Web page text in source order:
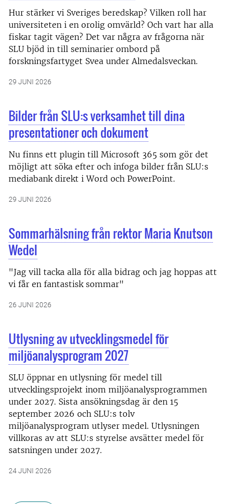
Hur stärker vi Sveriges beredskap? Vilken roll har
universiteten i en orolig omvärld? Och vart har alla
fiskar tagit vägen? Det var några av frågorna när
SLU bjöd in till seminarier ombord på
forskningsfartyget Svea under Almedalsveckan.
29 JUNI 2026
Bilder från SLU:s verksamhet till dina
presentationer och dokument
Nu finns ett plugin till Microsoft 365 som gör det
möjligt att söka efter och infoga bilder från SLU:s
mediabank direkt i Word och PowerPoint.
29 JUNI 2026
Sommarhälsning från rektor Maria Knutson
Wedel
"Jag vill tacka alla för alla bidrag och jag hoppas att
vi får en fantastisk sommar"
26 JUNI 2026
Utlysning av utvecklingsmedel för
miljöanalysprogram 2027
SLU öppnar en utlysning för medel till
utvecklingsprojekt inom miljöanalysprogrammen
under 2027. Sista ansökningsdag är den 15
september 2026 och SLU:s tolv
miljöanalysprogram utlyser medel. Utlysningen
villkoras av att SLU:s styrelse avsätter medel för
satsningen under 2027.
24 JUNI 2026